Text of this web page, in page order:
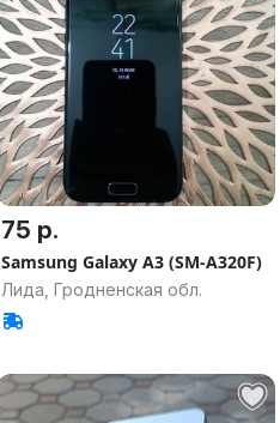
75 р.
Samsung Galaxy A3 (SM-A320F)
Лида, Гродненская обл.